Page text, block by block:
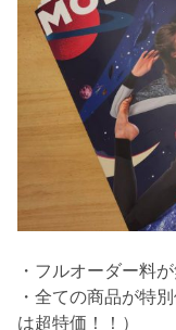
・フルオーダー料
・全ての商品が特
は超特価！！）